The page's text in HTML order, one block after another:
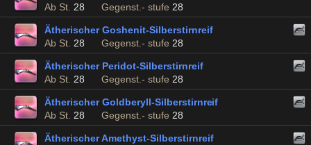
Ab St. 28 Gegenst.- stufe 28
Ätherischer Goshenit-Silberstirnreif
Ab St. 28 Gegenst.- stufe 28
Ätherischer Peridot-Silberstirnreif
Ab St. 28 Gegenst.- stufe 28
Ätherischer Goldberyll-Silberstirnreif
Ab St. 28 Gegenst.- stufe 28
Ätherischer Amethyst-Silberstirnreif